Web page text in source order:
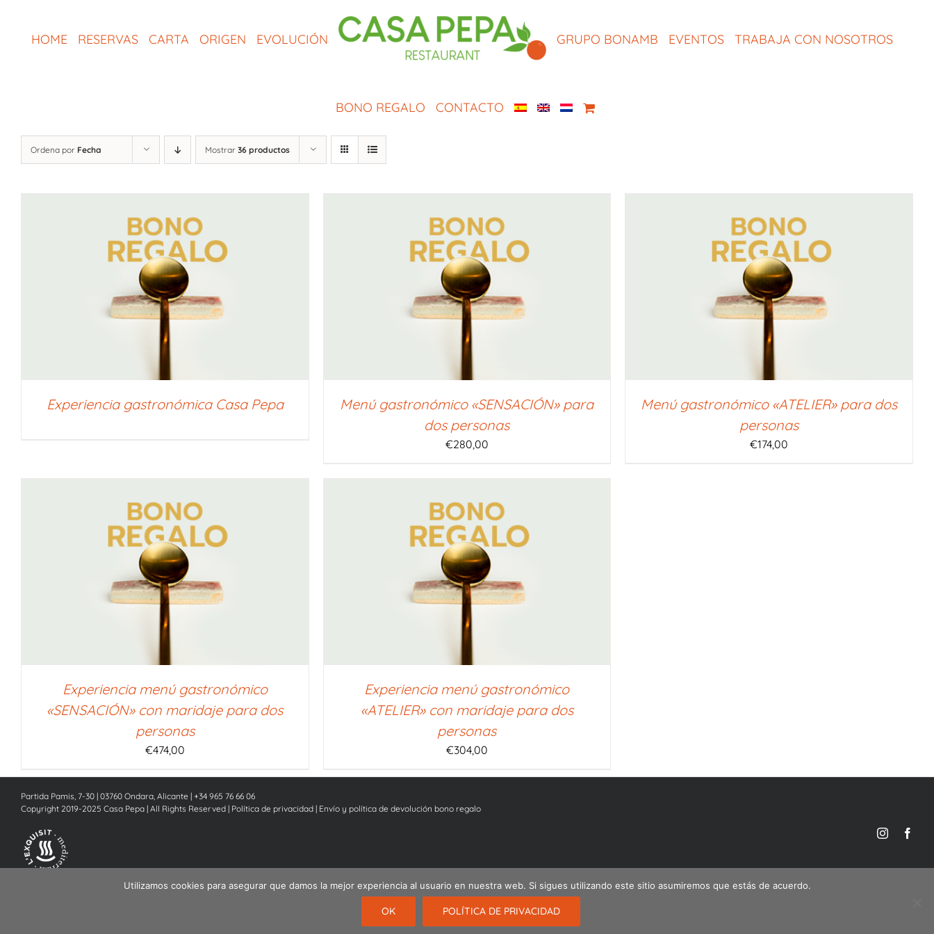
contenidoHOME RESERVAS CARTA ORIGEN EVOLUCIÓN GRUPO BONAMB EVENTOS TRABAJA CON NOSOTROS
BONO REGALO CONTACTO
Ordena por Fecha Mostrar 36 productos
Experiencia gastronómica Casa Pepa
SELECCIONAR IMPORTE
Menú gastronómico «SENSACIÓN» para
dos personas
€280,00
SELECCIONAR IMPORTE
Menú gastronómico «ATELIER» para dos
personas
€174,00
Experiencia menú gastronómico
«SENSACIÓN» con maridaje para dos
personas
€474,00
SELECCIONAR IMPORTE
Experiencia menú gastronómico
«ATELIER» con maridaje para dos
personas
€304,00
Partida Pamis, 7-30 | 03760 Ondara, Alicante | +34 965 76 66 06
Copyright 2019-2025 Casa Pepa | All Rights Reserved | Política de privacidad | Envío y política de devolución bono regalo
Instagram
Español English Nederlands
Utilizamos cookies para asegurar que damos la mejor experiencia al usuario en nuestra web. Si sigues utilizando este sitio asumiremos que estás de acuerdo.
OK POLÍTICA DE PRIVACIDAD